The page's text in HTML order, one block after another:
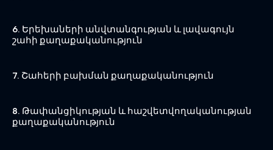
6. Երեխաների անվտանգության և լավագույն
շահի քաղաքականություն
7. Շահերի բախման քաղաքականություն
8. Թափանցիկության և հաշվետվողականության
քաղաքականություն